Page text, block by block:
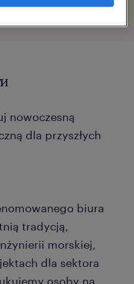
nowoczesną
dla przyszłych
biura
tradycją,
morskiej,
dla sektora
osoby na